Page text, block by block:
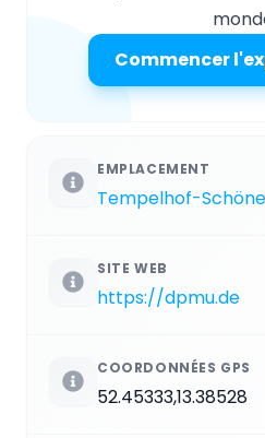
Commencer
EMPLACEMENT
Tempelhof-
SITE WEB
https://dpmu.de
COORDONNÉES GPS
52.45333,13.38528